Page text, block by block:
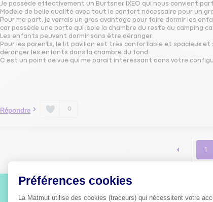
Je possède effectivement un Burtsner IXEO qui nous convient
Modèle de belle qualité avec tout le confort nécessaire pour un
Pour ma part, je verrais un gros avantage pour faire dormir les
car possède une porte qui isole la chambre du reste du camping
Les enfants peuvent dormir sans être déranger.
Pour les parents, le lit pavillon est très confortable et spacieux
déranger les enfants dans la chambre du fond.
C est un point de vue qui me paraît intéressant dans votre
Répondre 0
1
Plus de4 millions de
Préférences cookies
La Matmut utilise des cookies (traceurs) qui nécessitent votre